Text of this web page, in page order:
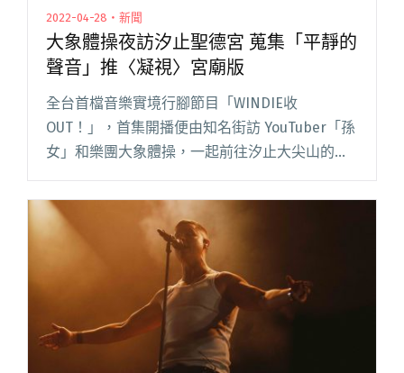
2022-04-28・新聞
大象體操夜訪汐止聖德宮 蒐集「平靜的
聲音」推〈凝視〉宮廟版
全台首檔音樂實境行腳節目「WINDIE收
OUT！」，首集開播便由知名街訪 YouTuber「孫
女」和樂團大象體操，一起前往汐止大尖山的聖
德宮收音。樂團選擇改編〈凝視〉這首歌，透過
加入在地聲響的編曲與實地拍攝的 MV，帶出有別
大眾既定印象中廟閱讀全文 "大象體操夜訪汐止
聖德宮 蒐集「平靜的聲音」推〈凝視〉宮廟版"